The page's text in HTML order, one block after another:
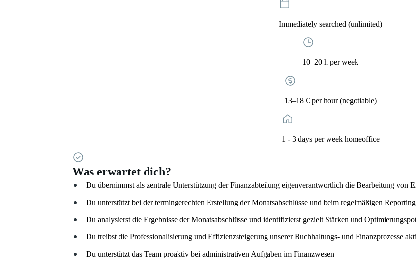
Immediately searched (unlimited)
10–20 h per week
13–18 € per hour (negotiable)
1 - 3 days per week homeoffice
Was erwartet dich?
Du übernimmst als zentrale Unterstützung der Finanzabteilung eigenverantwortlich die Bearbeitung von
Du unterstützt bei der termingerechten Erstellung der Monatsabschlüsse und beim regelmäßigen Reporting
Du analysierst die Ergebnisse der Monatsabschlüsse und identifizierst gezielt Stärken und
Du treibst die Professionalisierung und Effizienzsteigerung unserer Buchhaltungs- und Finanzprozesse
Du unterstützt das Team proaktiv bei administrativen Aufgaben im Finanzwesen